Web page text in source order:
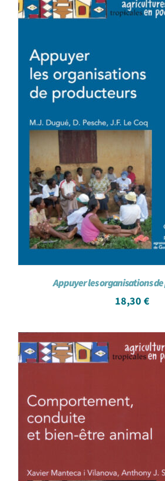
Achat en ligne
Panier WooCommerce
Appuyer les organisations
18,30 €